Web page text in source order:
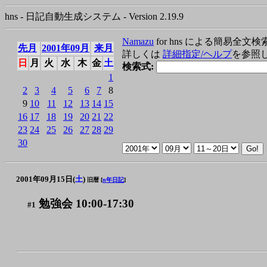
hns - 日記自動生成システム - Version 2.19.9
先月 2001年09月
来月
日
月 火 水 木 金 土
1
2
3 4 5 6 7
8
9 10 11 12 13 14 15
16 17 18 19 20 21 22
23 24 25 26 27 28 29
30
Namazu for hns による簡易全文検
詳しくは 詳細指定/ヘルプを参照
検索式:
2001年09月15日(土) 旧暦 [n年日記]
#1 勉強会 10:00-17:30